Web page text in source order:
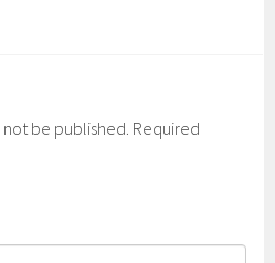
be published. Required